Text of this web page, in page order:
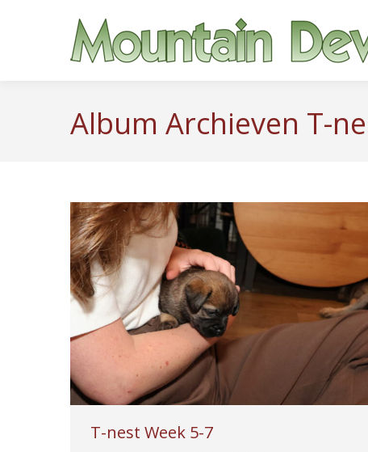
Album Archieven T-
T-nest Week 5-7